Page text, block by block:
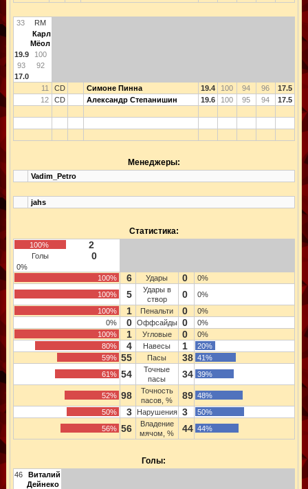
33
RM
Карл
Мёол
19.9
100
93
92
17.0
11
CD Симоне Пинна 19.4 100 94 96
17.5
12
CD Александр Степанишин 19.6 100 95 94 17.5
Менеджеры:
Vadim_Petro
jahs
Статистика:
100% 2
Голы 0
0%
100%
6 Удары 0
0%
100%
5
Удары в
створ
0
0%
100%
1 Пенальти 0
0%
0%
0 Оффсайды 0
0%
100%
1 Угловые 0
0%
80%
4 Навесы 1
20%
59% 55 Пасы 38 41%
61% 54
Точные
пасы
34 39%
52% 98
Точность
пасов, %
89 48%
50%
3 Нарушения 3
50%
56% 56
Владение
мячом, %
44 44%
Голы:
46
Виталий
Дейнеко